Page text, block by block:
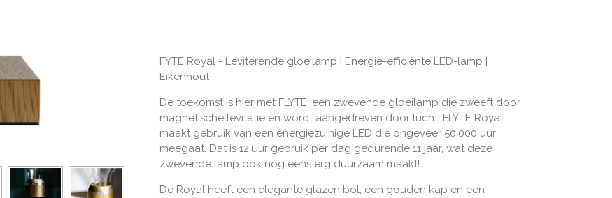
FYTE Royal - Leviterende gloeilamp | Energie-efficiënte LED-lamp |
Eikenhout
De toekomst is hier met FLYTE: een zwevende gloeilamp die zweeft door
magnetische levitatie en wordt aangedreven door lucht! FLYTE Royal
maakt gebruik van een energiezuinige LED die ongeveer 50.000 uur
meegaat. Dat is 12 uur gebruik per dag gedurende 11 jaar, wat deze
zwevende lamp ook nog eens erg duurzaam maakt!
De Royal heeft een elegante glazen bol, een gouden kap en een